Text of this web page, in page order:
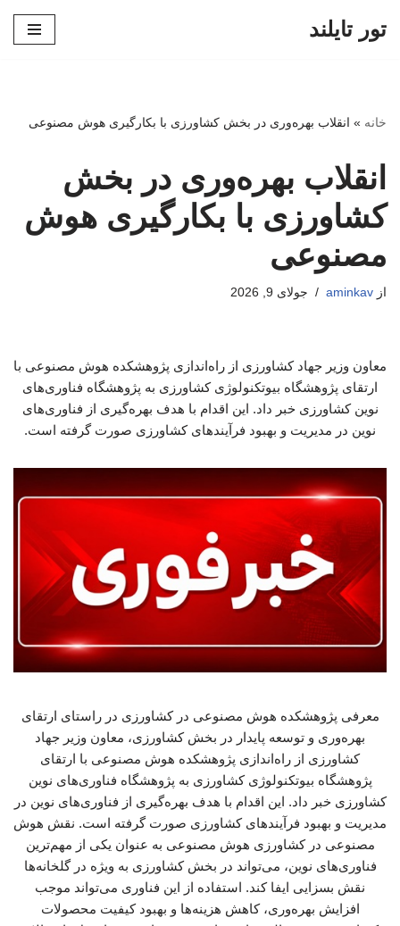
تور تایلند
خانه » انقلاب بهره‌وری در بخش کشاورزی با بکارگیری هوش مصنوعی
انقلاب بهره‌وری در بخش
کشاورزی با بکارگیری هوش
مصنوعی
از aminkav جولای 9, 2026
معاون وزیر جهاد کشاورزی از راه‌اندازی پژوهشکده هوش مصنوعی با
ارتقای پژوهشگاه بیوتکنولوژی کشاورزی به پژوهشگاه فناوری‌های
نوین کشاورزی خبر داد. این اقدام با هدف بهره‌گیری از فناوری‌های
نوین در مدیریت و بهبود فرآیندهای کشاورزی صورت گرفته است.
معرفی پژوهشکده هوش مصنوعی در کشاورزی در راستای ارتقای
بهره‌وری و توسعه پایدار در بخش کشاورزی، معاون وزیر جهاد
کشاورزی از راه‌اندازی پژوهشکده هوش مصنوعی با ارتقای
پژوهشگاه بیوتکنولوژی کشاورزی به پژوهشگاه فناوری‌های نوین
کشاورزی خبر داد. این اقدام با هدف بهره‌گیری از فناوری‌های نوین در
مدیریت و بهبود فرآیندهای کشاورزی صورت گرفته است. نقش هوش
مصنوعی در کشاورزی هوش مصنوعی به عنوان یکی از مهم‌ترین
فناوری‌های نوین، می‌تواند در بخش کشاورزی به ویژه در گلخانه‌ها
نقش بسزایی ایفا کند. استفاده از این فناوری می‌تواند موجب
افزایش بهره‌وری، کاهش هزینه‌ها و بهبود کیفیت محصولات